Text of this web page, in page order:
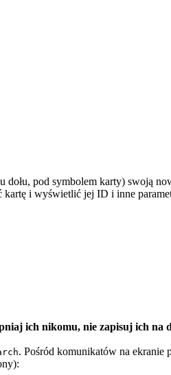
pod symbolem karty) swoją
kartę i wyświetlić jej ID i inne
ich nikomu, nie zapisuj ich na
. Pośród komunikatów na